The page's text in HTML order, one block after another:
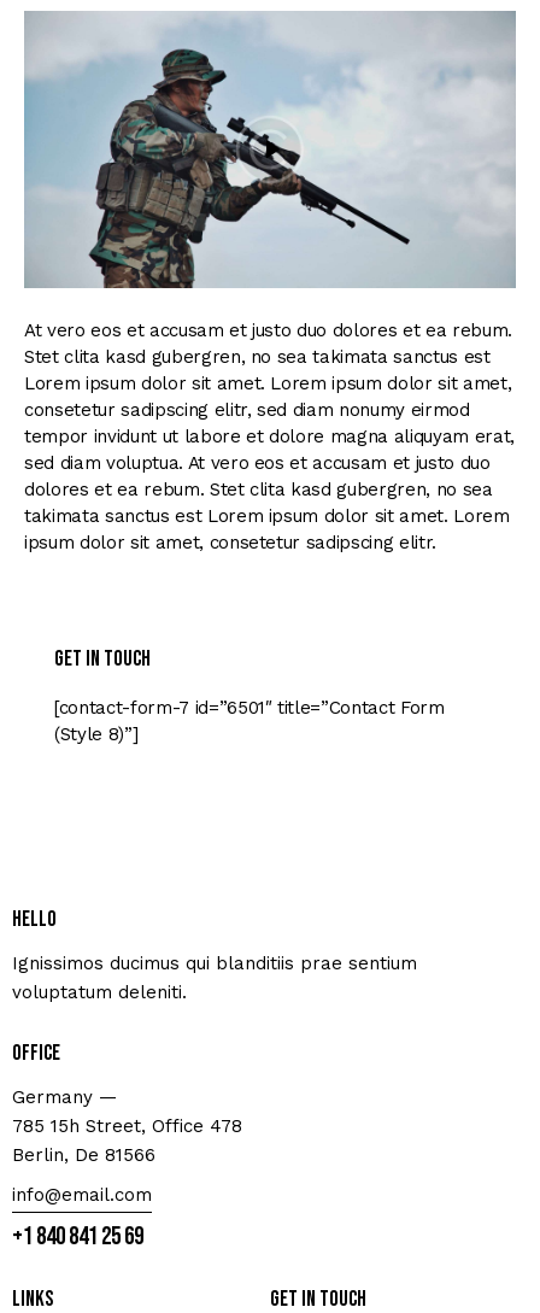
At vero eos et accusam et justo duo dolores et ea rebum.
Stet clita kasd gubergren, no sea takimata sanctus est
Lorem ipsum dolor sit amet. Lorem ipsum dolor sit amet,
consetetur sadipscing elitr, sed diam nonumy eirmod
tempor invidunt ut labore et dolore magna aliquyam erat,
sed diam voluptua. At vero eos et accusam et justo duo
dolores et ea rebum. Stet clita kasd gubergren, no sea
takimata sanctus est Lorem ipsum dolor sit amet. Lorem
ipsum dolor sit amet, consetetur sadipscing elitr.
Get in Touch
[contact-form-7 id=”6501″ title=”Contact Form
(Style 8)”]
Hello
Ignissimos ducimus qui blanditiis prae sentium
voluptatum deleniti.
Office
Germany —
785 15h Street, Office 478
Berlin, De 81566
info@email.com
+1 840 841 25 69
Links Get in touch